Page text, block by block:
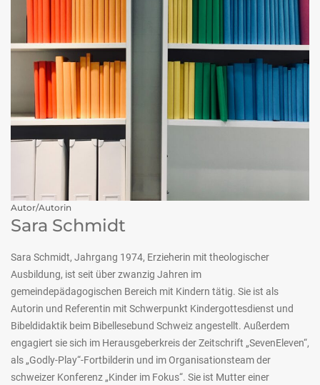
Autor/Autorin
Sara Schmidt
Sara Schmidt, Jahrgang 1974, Erzieherin mit theologischer
Ausbildung, ist seit über zwanzig Jahren im
gemeindepädagogischen Bereich mit Kindern tätig. Sie ist als
Autorin und Referentin mit Schwerpunkt Kindergottesdienst und
Bibeldidaktik beim Bibellesebund Schweiz angestellt. Außerdem
engagiert sie sich im Herausgeberkreis der Zeitschrift „SevenEleven“,
als „Godly-Play“-Fortbilderin und im Organisationsteam der
schweizer Konferenz „Kinder im Fokus“. Sie ist Mutter einer